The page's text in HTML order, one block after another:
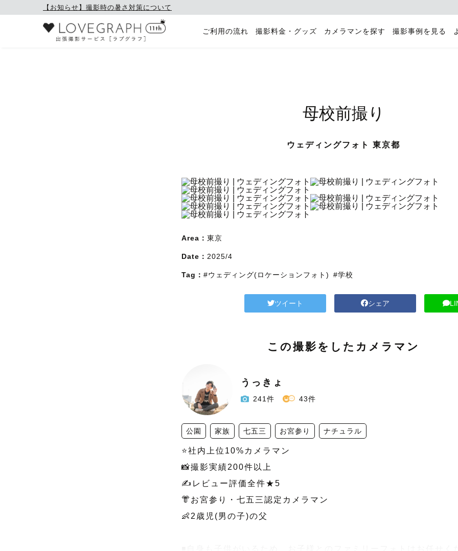
【お知らせ】撮影時の暑さ対策について
ご利用の流れ 撮影料金・グッズ カメラマンを探す 撮影事例を見る
母校前撮り
ウェディングフォト 東京都
Area： 東京
Date： 2025/4
Tag： #ウェディング(ロケーションフォト) #学校
ツイート シェア
この撮影をしたカメラマン
うっきょ
241件 43件
公園 家族 七五三 お宮参り ナチュラル
⭐️社内上位10%カメラマン
📸撮影実績200件以上
✍️レビュー評価全件★5
👘お宮参り・七五三認定カメラマン
👶2歳児(男の子)の父